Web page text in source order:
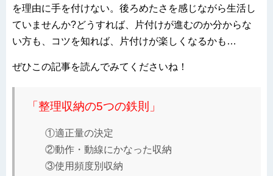
を理由に手を付けない。後ろめたさを感じながら生活し
ていませんか?どうすれば、片付けが進むのか分からな
い方も、コツを知れば、片付けが楽しくなるかも…
ぜひこの記事を読んでみてくださいね！
「整理収納の5つの鉄則」
①適正量の決定
②動作・動線にかなった収納
③使用頻度別収納